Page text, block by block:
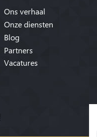
Ons verhaal
Onze diensten
Blog
Partners
Vacatures